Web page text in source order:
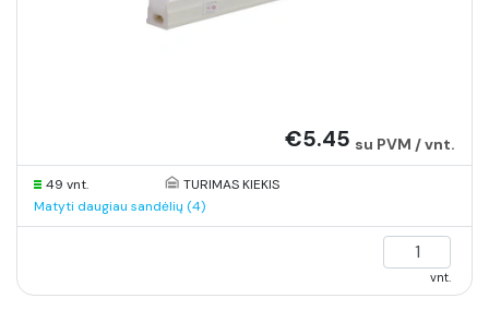
€5.45 su PVM / vnt.
49 vnt.
TURIMAS KIEKIS
Matyti daugiau sandėlių (4)
vnt.